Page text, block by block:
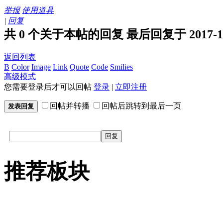
举报 使用道具
| 回复
共 0 个关于本帖的回复 最后回复于 2017-
返回列表
B Color Image Link Quote Code Smilies
高级模式
您需要登录后才可以回帖 登录 | 立即注册
发表回复 回帖并转播 回帖后跳转到最后一页
回复
推荐板块